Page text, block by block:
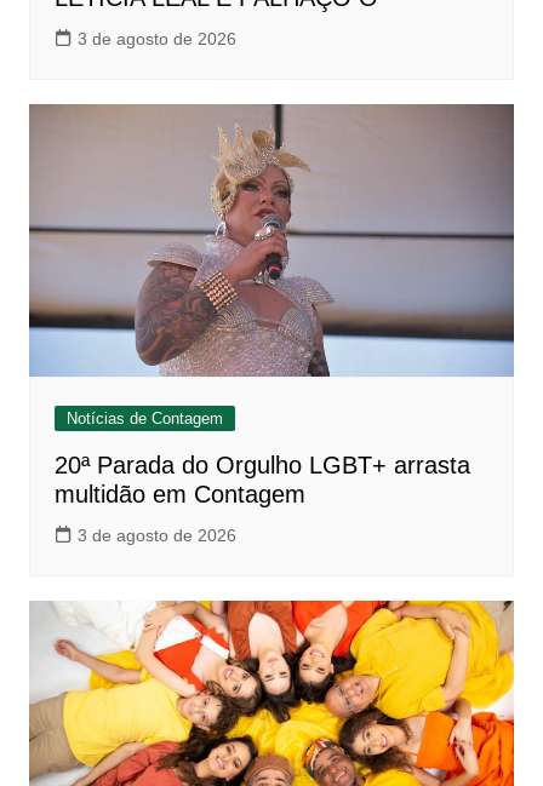
3 de agosto de 2026
Notícias de Contagem
20ª Parada do Orgulho LGBT+ arrasta
multidão em Contagem
3 de agosto de 2026